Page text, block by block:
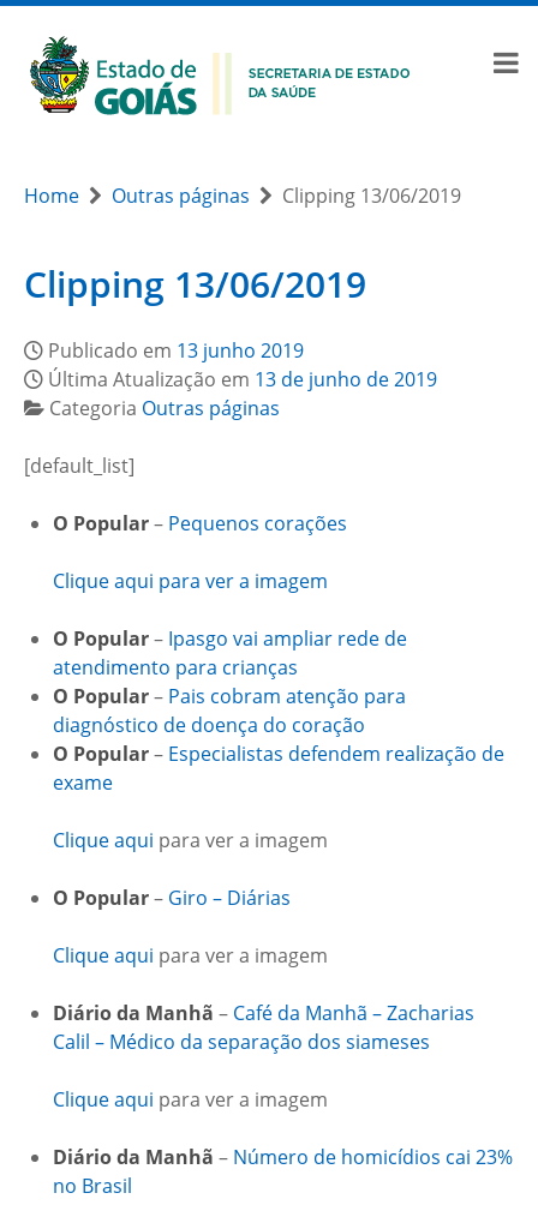
Home Outras páginas Clipping 13/06/2019
Clipping 13/06/2019
Publicado em 13 junho 2019
Última Atualização em 13 de junho de 2019
Categoria Outras páginas
[default_list]
O Popular– Pequenos corações
Clique aqui para ver a imagem
O Popular– Ipasgo vai ampliar rede de
atendimento para crianças
O Popular– Pais cobram atenção para
diagnóstico de doença do coração
O Popular– Especialistas defendem realização de
exame
Clique aqui para ver a imagem
O Popular– Giro – Diárias
Clique aqui para ver a imagem
Diário da Manhã – Café da Manhã – Zacharias
Calil – Médico da separação dos siameses
Clique aqui para ver a imagem
Diário da Manhã – Número de homicídios cai 23%
no Brasil